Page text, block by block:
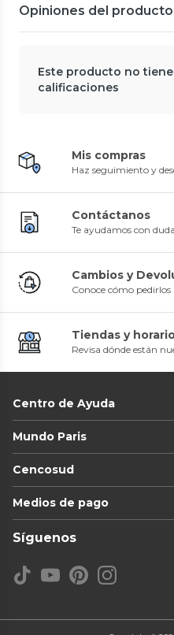
Opiniones del producto
Este producto no
calificaciones
Mis compras
Haz seguimiento y
Contáctanos
Te ayudamos con
Cambios y
Conoce cómo pedirlos
Tiendas y
Revisa dónde están
Centro de Ayuda
Mundo Paris
Cencosud
Medios de pago
Síguenos